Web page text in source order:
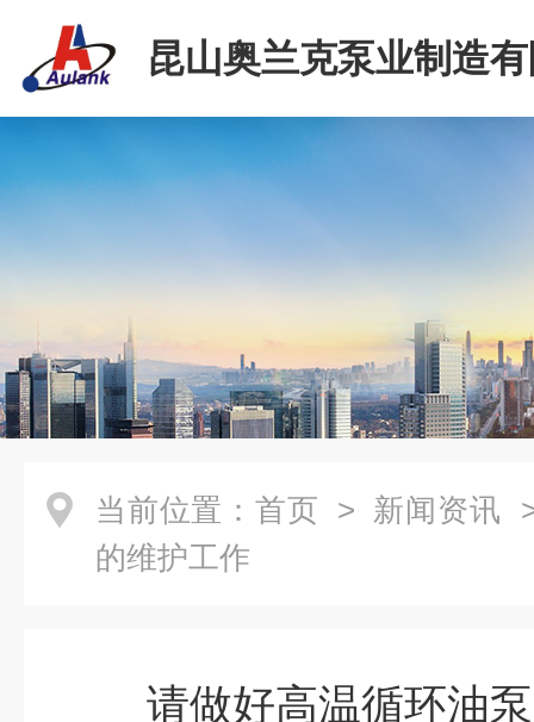
昆山奥兰克泵业制造
当前位置： 首页 > 新闻资讯
的维护工作
请做好高温循环油